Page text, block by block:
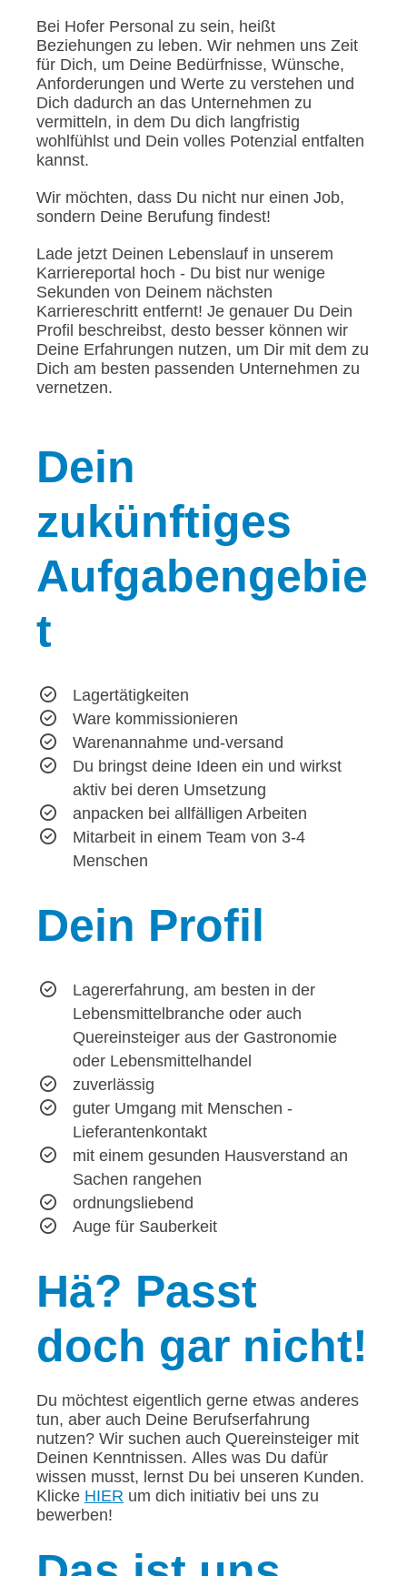
Bei Hofer Personal zu sein, heißt
Beziehungen zu leben. Wir nehmen uns Zeit
für Dich, um Deine Bedürfnisse, Wünsche,
Anforderungen und Werte zu verstehen und
Dich dadurch an das Unternehmen zu
vermitteln, in dem Du dich langfristig
wohlfühlst und Dein volles Potenzial entfalten
kannst.
Wir möchten, dass Du nicht nur einen Job,
sondern Deine Berufung findest!
Lade jetzt Deinen Lebenslauf in unserem
Karriereportal hoch - Du bist nur wenige
Sekunden von Deinem nächsten
Karriereschritt entfernt! Je genauer Du Dein
Profil beschreibst, desto besser können wir
Deine Erfahrungen nutzen, um Dir mit dem zu
Dich am besten passenden Unternehmen zu
vernetzen.
Dein
zukünftiges
Aufgabengebie
t
Lagertätigkeiten
Ware kommissionieren
Warenannahme und-versand
Du bringst deine Ideen ein und wirkst
aktiv bei deren Umsetzung
anpacken bei allfälligen Arbeiten
Mitarbeit in einem Team von 3-4
Menschen
Dein Profil
Lagererfahrung, am besten in der
Lebensmittelbranche oder auch
Quereinsteiger aus der Gastronomie
oder Lebensmittelhandel
zuverlässig
guter Umgang mit Menschen -
Lieferantenkontakt
mit einem gesunden Hausverstand an
Sachen rangehen
ordnungsliebend
Auge für Sauberkeit
Hä? Passt
doch gar nicht!
Du möchtest eigentlich gerne etwas anderes
tun, aber auch Deine Berufserfahrung
nutzen? Wir suchen auch Quereinsteiger mit
Deinen Kenntnissen. Alles was Du dafür
wissen musst, lernst Du bei unseren Kunden.
Klicke HIER um dich initiativ bei uns zu
bewerben!